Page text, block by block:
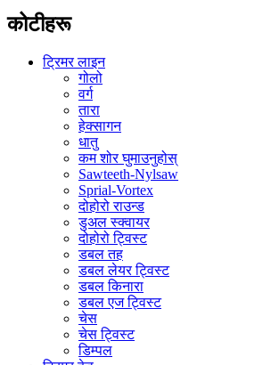
कोटीहरू
ट्रिमर लाइन
गोलो
वर्ग
तारा
हेक्सागन
धातु
कम शोर घुमाउनुहोस्
Sawteeth-Nylsaw
Sprial-Vortex
दोहोरो राउन्ड
डुअल स्क्वायर
दोहोरो ट्विस्ट
डबल तह
डबल लेयर ट्विस्ट
डबल किनारा
डबल एज ट्विस्ट
चेस
चेस ट्विस्ट
डिम्पल